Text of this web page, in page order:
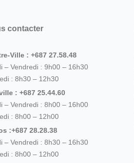
contacter
Ville : +687 27.58.48
– Vendredi : 9h00 – 16h30
: 8h30 – 12h30
: +687 25.44.60
– Vendredi : 8h00 – 16h00
: 8h00 – 12h00
:+687 28.28.38
– Vendredi : 8h30 – 16h30
: 8h00 – 12h00